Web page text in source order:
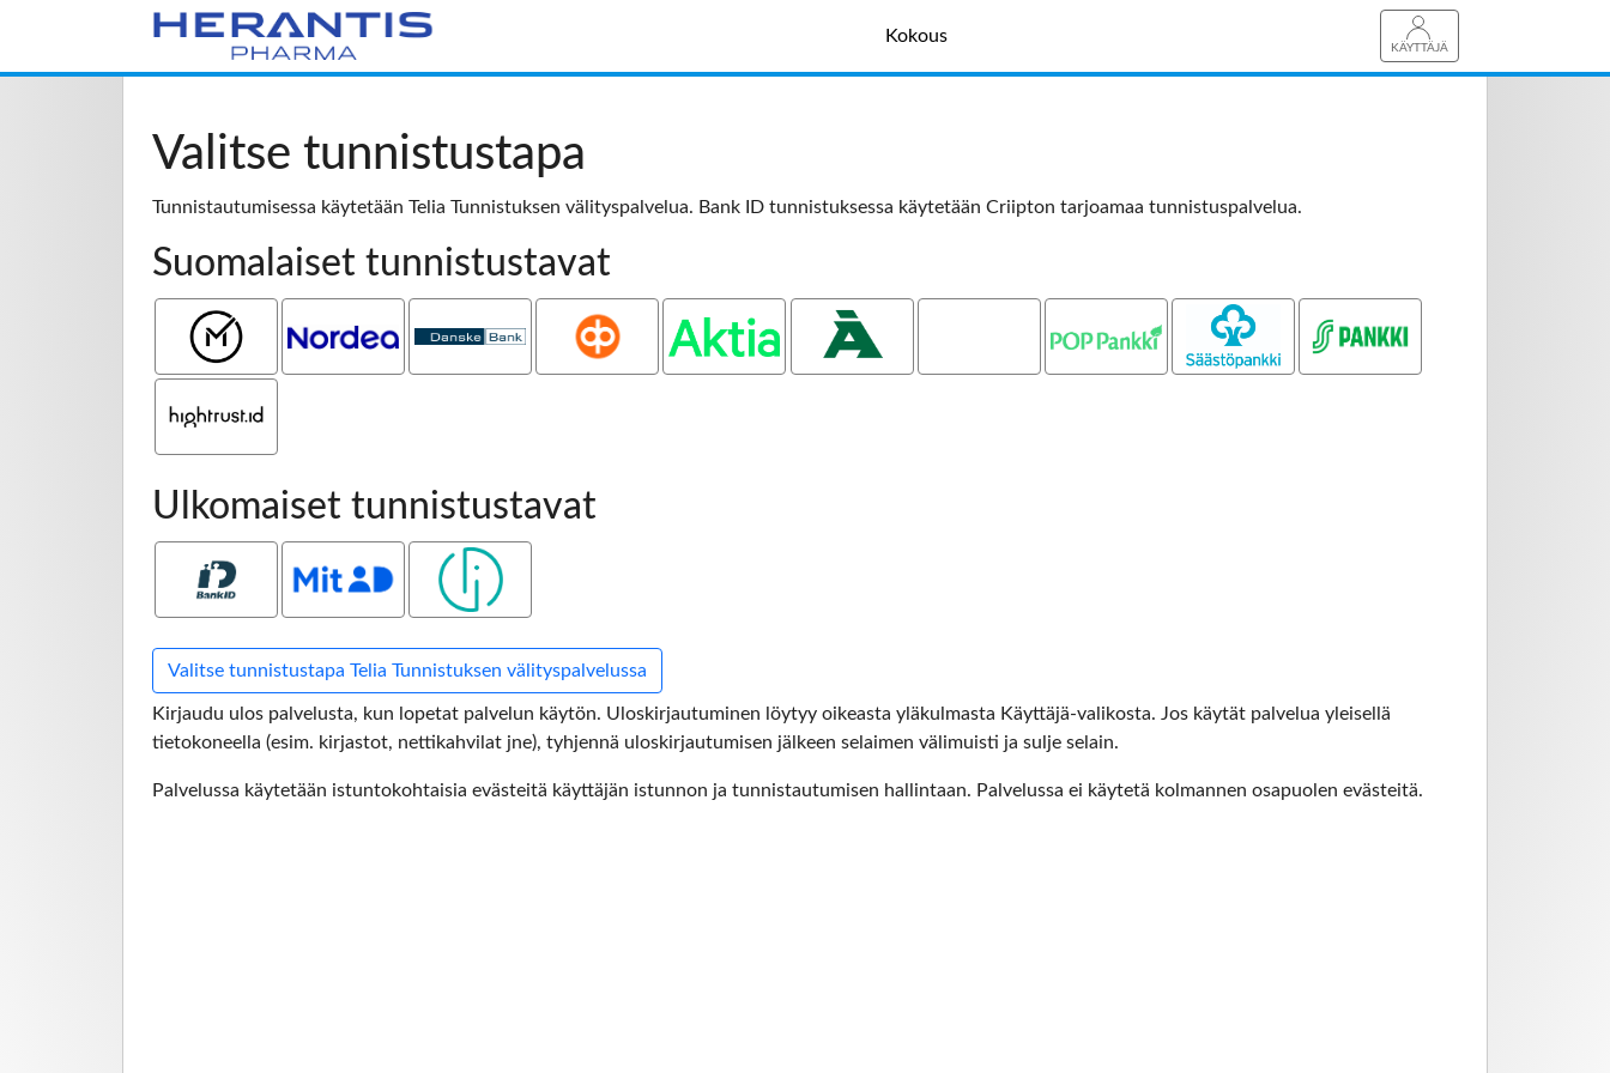
KÄYTTÄJÄ
Kokous
Valitse tunnistustapa
Tunnistautumisessa käytetään Telia Tunnistuksen välityspalvelua. Bank ID tunnistuksessa käytetään Criipton tarjoamaa tunnistuspalvelua.
Suomalaiset tunnistustavat
Mobiilivarmenne OP Aktia Ålandsbanken Säästöpankki S-pankki
Ulkomaiset tunnistustavat
Bank ID MitID Smart ID
Valitse tunnistustapa Telia Tunnistuksen välityspalvelussa
Kirjaudu ulos palvelusta, kun lopetat palvelun käytön. Uloskirjautuminen löytyy oikeasta yläkulmasta Käyttäjä-valikosta. Jos käytät palvelua yleisellä
tietokoneella (esim. kirjastot, nettikahvilat jne), tyhjennä uloskirjautumisen jälkeen selaimen välimuisti ja sulje selain.
Palvelussa käytetään istuntokohtaisia evästeitä käyttäjän istunnon ja tunnistautumisen hallintaan. Palvelussa ei käytetä kolmannen osapuolen evästeitä.